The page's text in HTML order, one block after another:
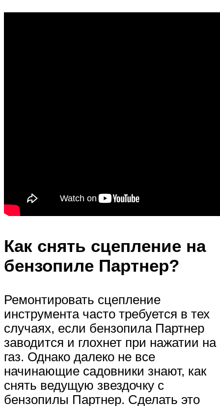
Как снять сцепление на
бензопиле Партнер?
Ремонтировать сцепление
инструмента часто требуется в тех
случаях, если бензопила Партнер
заводится и глохнет при нажатии на
газ. Однако далеко не все
начинающие садовники знают, как
снять ведущую звездочку с
бензопилы Партнер. Сделать это